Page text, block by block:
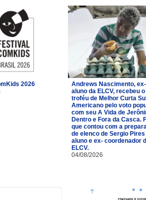
2026
Andrews Nascimento, ex-
aluno da ELCV, recebeu o
troféu de Melhor Curta
Americano pelo voto
com seu A Vida de
Dentro e Fora da Casca.
que contou com a
de elenco de Sergio
aluno e ex- coordenador
ELCV.
04/08/2026